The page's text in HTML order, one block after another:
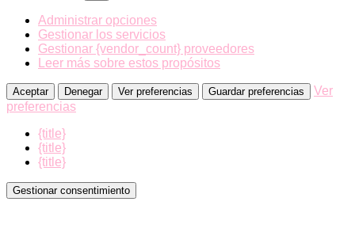
Administrar opciones
Gestionar los servicios
Gestionar {vendor_count} proveedores
Leer más sobre estos propósitos
Aceptar Denegar Ver preferencias Guardar preferencias
Ver
preferencias
{title}
{title}
{title}
Gestionar consentimiento